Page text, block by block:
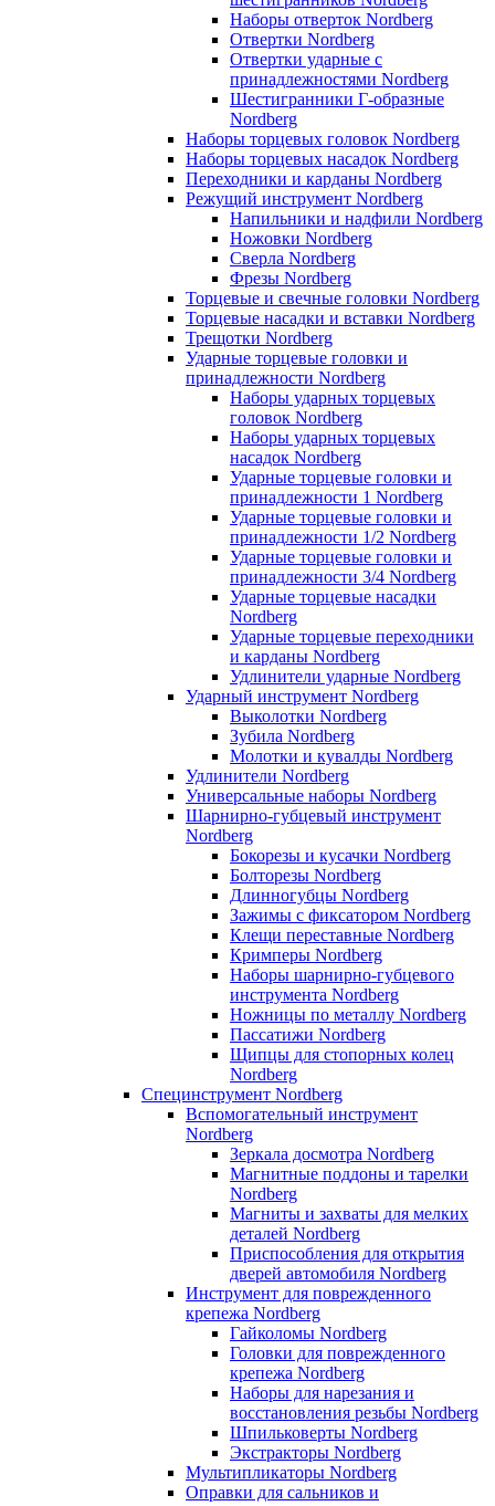
Наборы отверток Nordberg
Отвертки Nordberg
Отвертки ударные с
принадлежностями Nordberg
Шестигранники Г-образные
Nordberg
Наборы торцевых головок Nordberg
Наборы торцевых насадок Nordberg
Переходники и карданы Nordberg
Режущий инструмент Nordberg
Напильники и надфили Nordberg
Ножовки Nordberg
Сверла Nordberg
Фрезы Nordberg
Торцевые и свечные головки Nordberg
Торцевые насадки и вставки Nordberg
Трещотки Nordberg
Ударные торцевые головки и
принадлежности Nordberg
Наборы ударных торцевых
головок Nordberg
Наборы ударных торцевых
насадок Nordberg
Ударные торцевые головки и
принадлежности 1 Nordberg
Ударные торцевые головки и
принадлежности 1/2 Nordberg
Ударные торцевые головки и
принадлежности 3/4 Nordberg
Ударные торцевые насадки
Nordberg
Ударные торцевые переходники
и карданы Nordberg
Удлинители ударные Nordberg
Ударный инструмент Nordberg
Выколотки Nordberg
Зубила Nordberg
Молотки и кувалды Nordberg
Удлинители Nordberg
Универсальные наборы Nordberg
Шарнирно-губцевый инструмент
Nordberg
Бокорезы и кусачки Nordberg
Болторезы Nordberg
Длинногубцы Nordberg
Зажимы с фиксатором Nordberg
Клещи переставные Nordberg
Кримперы Nordberg
Наборы шарнирно-губцевого
инструмента Nordberg
Ножницы по металлу Nordberg
Пассатижи Nordberg
Щипцы для стопорных колец
Nordberg
Специнструмент Nordberg
Вспомогательный инструмент
Nordberg
Зеркала досмотра Nordberg
Магнитные поддоны и тарелки
Nordberg
Магниты и захваты для мелких
деталей Nordberg
Приспособления для открытия
дверей автомобиля Nordberg
Инструмент для поврежденного
крепежа Nordberg
Гайколомы Nordberg
Головки для поврежденного
крепежа Nordberg
Наборы для нарезания и
восстановления резьбы Nordberg
Шпильковерты Nordberg
Экстракторы Nordberg
Мультипликаторы Nordberg
Оправки для сальников и